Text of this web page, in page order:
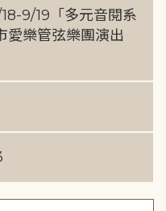
9/19「多元音閱系
愛樂管弦樂團演出